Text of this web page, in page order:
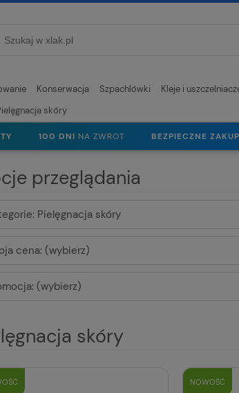
Konserwacja Szpachlówki Kleje i
skóry
100 DNI NA ZWROT BEZPIECZNE
przeglądania
Pielęgnacja skóry
cena: (wybierz)
(wybierz)
skóry
NOWOŚĆ